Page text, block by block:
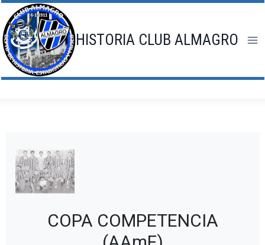
Saltar
al
contenido
HISTORIA CLUB ALMAGRO
COPA COMPETENCIA